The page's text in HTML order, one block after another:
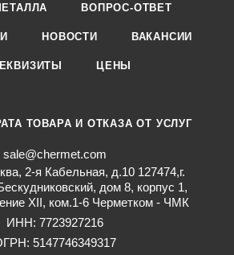
ВОПРОС-ОТВЕТ
НОВОСТИ ВАКАНСИИ
ЦЕНЫ
ТОВАРА И ОТКАЗА ОТ УСЛУГ
sale@chermet.com
2-я Кабельная, д.10 127474,г.
дом 8, корпус 1,
XII, ком.1-6 Черметком - ЧМК
ИНН: 7723927216
5147746349317